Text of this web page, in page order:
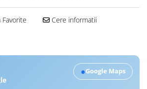
Cere informatii
RobertSim
●Google Maps